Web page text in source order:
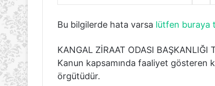
Bu bilgilerde hata varsa lütfen buraya
KANGAL ZİRAAT ODASI BAŞKANLIĞI
Kanun kapsamında faaliyet gösteren
örgütüdür.